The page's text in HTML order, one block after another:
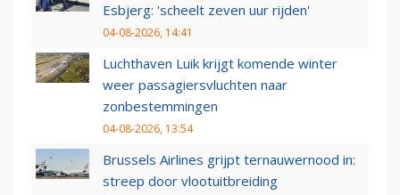
Esbjerg: 'scheelt zeven uur rijden'
04-08-2026, 14:41
Luchthaven Luik krijgt komende winter
weer passagiersvluchten naar
zonbestemmingen
04-08-2026, 13:54
Brussels Airlines grijpt ternauwernood in:
streep door vlootuitbreiding